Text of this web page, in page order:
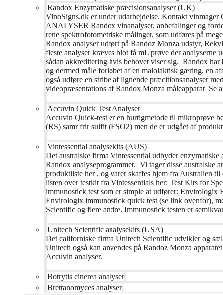
Randox Enzymatiske præcisionsanalyser (UK)
VinoSigns.dk er under udarbejdelse. Kontakt
ANALYSER Randox vinanalyser, anbefalinger og
rene spektrofotometriske målinger, som udføres på
Randox analyser udført på Randoz Monza udstyr,
fleste analyser kræves blot få mL prøve der analyserne
sådan akkreditering hvis behovet viser sig. Randox
og dermed måle forløbet af en malolaktisk gæring, en
også udføre en stribe af lignende præcitionsanalyser
videopræsentations af Randox Monza måleapparat
Accuvin Quick Test Analyser
Accuvin Quick-test er en hurtigmetode til mikroprøve
(RS) samr frir sulfit (FSO2) men de er udgået af
Vintessential analysekits (AUS)
Det australske firma Vintessential udbyder
Randox analyseprogrammet. Vi tager disse australske
produktliste her , og varer skaffes hjem fra Australien
listen over testkit fra Vintessentials her: Test Kits for
immunostick test som er simple at udfører: Envirologix
Envirologix immunostick quick test (se link ovenfor),
Scientific og flere andre. Immunostick testen er
Unitech Scientific analysekits (USA)
Det californiske firma Unitech Scientific udvikler og
Unitech også kan anvendes på Randoz Monza
Accuvin analyser.
Botrytis cinerea analyser
Brettanomyces analyser